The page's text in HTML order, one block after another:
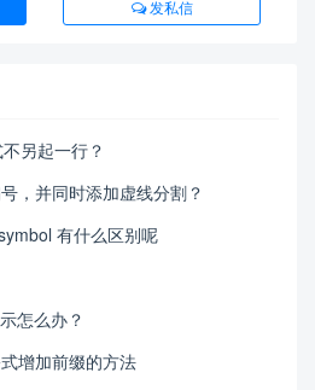
发私信
另起一行？
，并同时添加虚线分割？
有什么区别呢
怎么办？
增加前缀的方法